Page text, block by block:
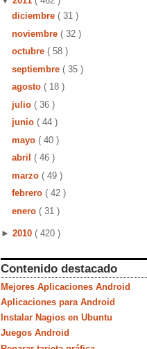
diciembre ( 31 )
noviembre ( 32 )
octubre ( 58 )
septiembre ( 35 )
agosto ( 18 )
julio ( 36 )
junio ( 44 )
mayo ( 40 )
abril ( 46 )
marzo ( 49 )
febrero ( 42 )
enero ( 31 )
► 2010 ( 420 )
Contenido destacado
Mejores Aplicaciones Android
Aplicaciones para Android
Instalar Nagios en Ubuntu
Juegos Android